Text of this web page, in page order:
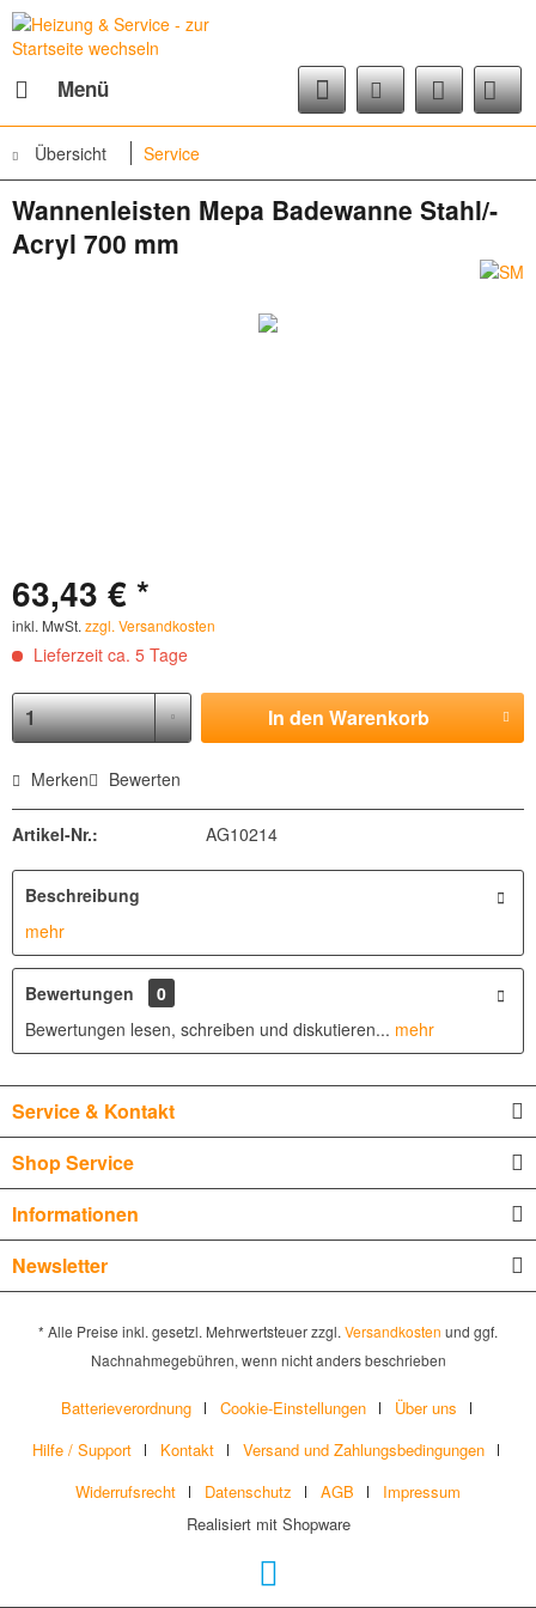
Menü
Übersicht Service
Wannenleisten Mepa Badewanne Stahl/­
Acryl 700 mm
63,43 € *
inkl. MwSt. zzgl. Versandkosten
Lieferzeit ca. 5 Tage
In denWarenkorb
Merken Bewerten
Artikel-Nr.: AG10214
Beschreibung
mehr
Bewertungen
0
Bewertungen lesen, schreiben und diskutieren... mehr
Service & Kontakt
Shop Service
Informationen
Newsletter
* Alle Preise inkl. gesetzl. Mehrwertsteuer zzgl. Versandkosten und ggf.
Nachnahmegebühren, wenn nicht anders beschrieben
Batterieverordnung Cookie-Einstellungen
Über uns
Hilfe / Support
Kontakt
Versand und Zahlungsbedingungen
Widerrufsrecht
Datenschutz AGB
Impressum
Realisiert mit Shopware